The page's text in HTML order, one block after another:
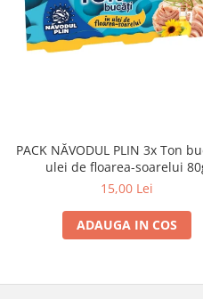
PACK NĂVODUL PLIN 3x Ton
ulei de floarea-soarelui
15,00 Lei
ADAUGA IN COS